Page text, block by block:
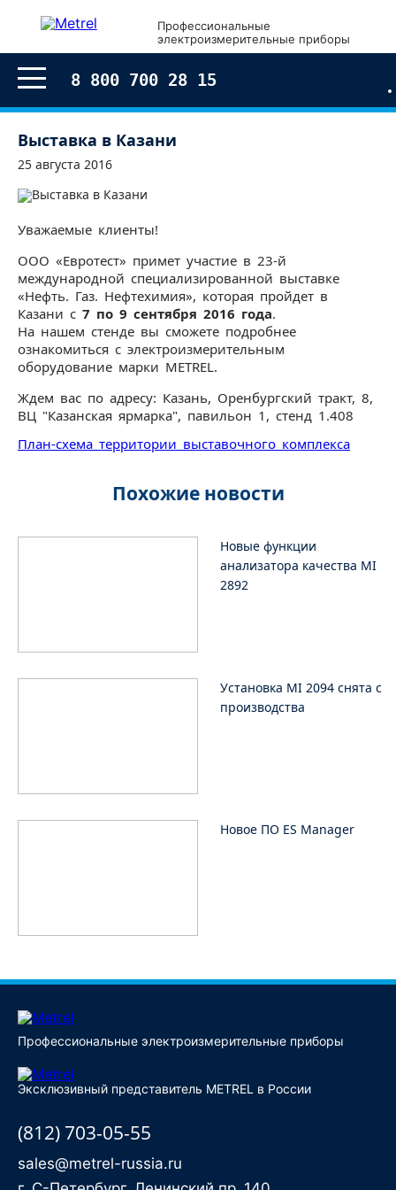
Профессиональные
электроизмерительные приборы
8 800 700 28 15
Выставка в Казани
25 августа 2016
Уважаемые клиенты!
ООО «Евротест» примет участие в 23-й
международной специализированной выставке
«Нефть. Газ. Нефтехимия», которая пройдет в
Казани с 7 по 9 сентября 2016 года.
На нашем стенде вы сможете подробнее
ознакомиться с электроизмерительным
оборудование марки METREL.
Ждем вас по адресу: Казань, Оренбургский тракт, 8,
ВЦ "Казанская ярмарка", павильон 1, стенд 1.408
План-схема территории выставочного комплекса
Похожие новости
Новые функции
анализатора качества MI
2892
Установка MI 2094 снята с
производства
Новое ПО ES Manager
Профессиональные электроизмерительные приборы
Эксклюзивный представитель METREL в России
(812) 703-05-55
sales@metrel-russia.ru